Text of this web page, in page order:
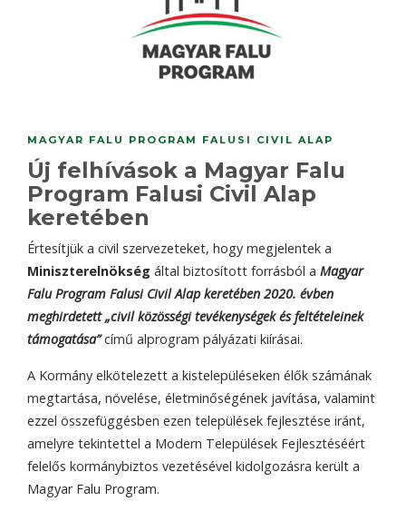
MAGYAR FALU PROGRAM FALUSI CIVIL ALAP
Új felhívások a Magyar Falu
Program Falusi Civil Alap
keretében
Értesítjük a civil szervezeteket, hogy megjelentek a
Miniszterelnökség által biztosított forrásból a Magyar
Falu Program Falusi Civil Alap keretében 2020. évben
meghirdetett „civil közösségi tevékenységek és feltételeinek
támogatása”című alprogram pályázati kiírásai.
A Kormány elkötelezett a kistelepüléseken élők számának
megtartása, növelése, életminőségének javítása, valamint
ezzel összefüggésben ezen települések fejlesztése iránt,
amelyre tekintettel a Modern Települések Fejlesztéséért
felelős kormánybiztos vezetésével kidolgozásra került a
Magyar Falu Program.